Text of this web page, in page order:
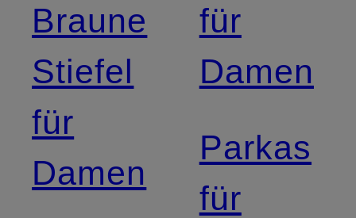
Braune
Stiefel
für
Damen
für
Damen
Parkas
für